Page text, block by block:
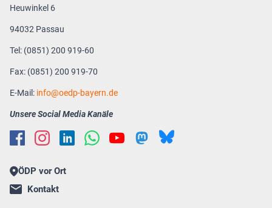
Heuwinkel 6
94032 Passau
Tel: (0851) 200 919-60
Fax: (0851) 200 919-70
E-Mail: info oedp-bayern.de
Unsere Social Media Kanäle
ÖDP vor Ort
Kontakt